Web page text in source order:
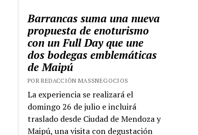
Barrancas suma una nueva
propuesta de enoturismo
con un Full Day que une
dos bodegas emblemáticas
de Maipú
POR REDACCIÓN MASSNEGOCIOS
La experiencia se realizará el
domingo 26 de julio e incluirá
traslado desde Ciudad de Mendoza y
Maipú, una visita con degustación